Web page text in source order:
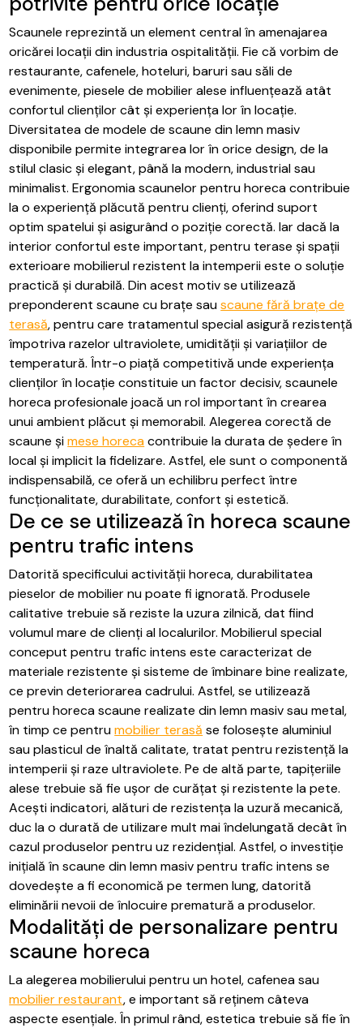
Scaunele reprezintă un element central în amenajarea
oricărei locații din industria ospitalității. Fie că vorbim de
restaurante, cafenele, hoteluri, baruri sau săli de
evenimente, piesele de mobilier alese influențează atât
confortul clienților cât și experiența lor în locație.
Diversitatea de modele de scaune din lemn masiv
disponibile permite integrarea lor în orice design, de la
stilul clasic și elegant, până la modern, industrial sau
minimalist. Ergonomia scaunelor pentru horeca contribuie
la o experiență plăcută pentru clienți, oferind suport
optim spatelui și asigurând o poziție corectă. Iar dacă la
interior confortul este important, pentru terase și spații
exterioare mobilierul rezistent la intemperii este o soluție
practică și durabilă. Din acest motiv se utilizează
preponderent scaune cu brațe sauscaune fără brațe de
terasă, pentru care tratamentul special asigură rezistență
împotriva razelor ultraviolete, umidității și variațiilor de
temperatură. Într-o piață competitivă unde experiența
clienților în locație constituie un factor decisiv, scaunele
horeca profesionale joacă un rol important în crearea
unui ambient plăcut și memorabil. Alegerea corectă de
scaune șimese horecacontribuie la durata de ședere în
local și implicit la fidelizare. Astfel, ele sunt o componentă
indispensabilă, ce oferă un echilibru perfect între
funcționalitate, durabilitate, confort și estetică.
De ce se utilizează în horeca scaune
pentru trafic intens
Datorită specificului activității horeca, durabilitatea
pieselor de mobilier nu poate fi ignorată. Produsele
calitative trebuie să reziste la uzura zilnică, dat fiind
volumul mare de clienți al localurilor. Mobilierul special
conceput pentru trafic intens este caracterizat de
materiale rezistente și sisteme de îmbinare bine realizate,
ce previn deteriorarea cadrului. Astfel, se utilizează
pentru horeca scaune realizate din lemn masiv sau metal,
în timp ce pentrumobilier terasă se folosește aluminiul
sau plasticul de înaltă calitate, tratat pentru rezistență la
intemperii și raze ultraviolete. Pe de altă parte, tapițeriile
alese trebuie să fie ușor de curățat și rezistente la pete.
Acești indicatori, alături de rezistența la uzură mecanică,
duc la o durată de utilizare mult mai îndelungată decât în
cazul produselor pentru uz rezidențial. Astfel, o investiție
inițială în scaune din lemn masiv pentru trafic intens se
dovedește a fi economică pe termen lung, datorită
eliminării nevoii de înlocuire prematură a produselor.
Modalități de personalizare pentru
scaune horeca
La alegerea mobilierului pentru un hotel, cafenea sau
mobilier restaurant, e important să reținem câteva
aspecte esențiale. În primul rând, estetica trebuie să fie în